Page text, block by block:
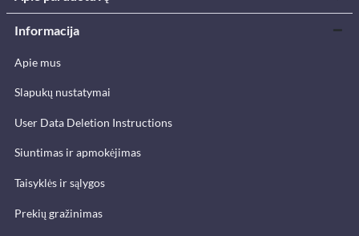
Informacija
Apie mus
Slapukų nustatymai
User Data Deletion Instructions
Siuntimas ir apmokėjimas
Taisyklės ir sąlygos
Prekių gražinimas